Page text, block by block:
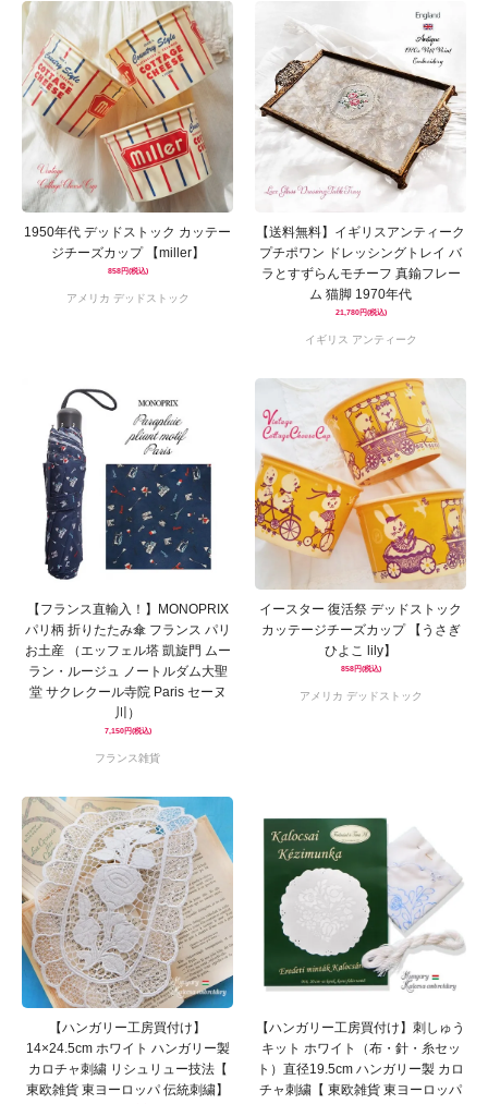
1950年代 デッドストック カッテー
ジチーズカップ 【miller】
858円(税込)
アメリカ デッドストック
【送料無料】イギリスアンティーク
プチポワン ドレッシングトレイ バ
ラとすずらんモチーフ 真鍮フレー
ム 猫脚 1970年代
21,780円(税込)
イギリス アンティーク
【フランス直輸入！】MONOPRIX
パリ柄 折りたたみ傘 フランス パリ
お土産 （エッフェル塔 凱旋門 ムー
ラン・ルージュ ノートルダム大聖
堂 サクレクール寺院 Paris セーヌ
川）
7,150円(税込)
フランス雑貨
イースター 復活祭 デッドストック
カッテージチーズカップ 【うさぎ
ひよこ lily】
858円(税込)
アメリカ デッドストック
【ハンガリー工房買付け】
14×24.5cm ホワイト ハンガリー製
カロチャ刺繍 リシュリュー技法【
東欧雑貨 東ヨーロッパ 伝統刺繍】
【ハンガリー工房買付け】刺しゅう
キット ホワイト（布・針・糸セッ
ト）直径19.5cm ハンガリー製 カロ
チャ刺繍【 東欧雑貨 東ヨーロッパ